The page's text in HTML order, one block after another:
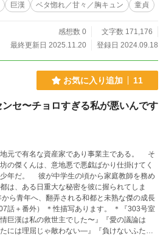
巨漢 ベタ惚れ／甘々／胸キュン 童貞
感想数 0
文字数 171,176
最終更新日 2025.11.20
登録日 2024.09.18
お気に入り追加 11
セ〜チョロすぎる私が悪いんです
元で有名な資産家であり事業主である。 そ
の傑くんは、意地悪で悪戯ばかり仕掛けてく
年だ。 彼が中学生の頃から家庭教師を務め
は、ある日重大な秘密を彼に握られてしま
青年へ、翻弄される和都と未熟な傑の成長
巨漢は私の救世主でした〜』『愛の議論は
には理屈じゃ敵わない—』『負けないふた
たり〜最強剣士の弱いとこ〜』に続く四男の